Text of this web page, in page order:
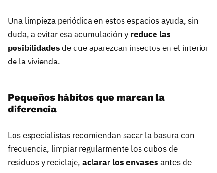
Una limpieza periódica en estos espacios ayuda, sin
duda, a evitar esa acumulación y reduce las
posibilidades de que aparezcan insectos en el interior
de la vivienda.
Pequeños hábitos que marcan la
diferencia
Los especialistas recomiendan sacar la basura con
frecuencia, limpiar regularmente los cubos de
residuos y reciclaje, aclarar los envases antes de